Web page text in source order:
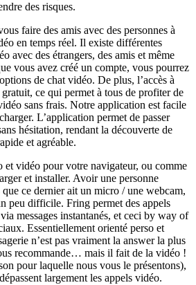
des risques.
faire des amis avec des personnes à
en temps réel. Il existe différentes
avec des étrangers, des amis et même
vous avez créé un compte, vous pourrez
de chat vidéo. De plus, l’accès à
ce qui permet à tous de profiter de
sans frais. Notre application est facile
L’application permet de passer
hésitation, rendant la découverte de
et agréable.
et vidéo pour votre navigateur, ou comme
et installer. Avoir une personne
ce dernier ait un micro / une webcam,
peu difficile. Fring permet des appels
messages instantanés, et ceci by way of
Essentiellement orienté perso et
n’est pas vraiment la answer la plus
recommande… mais il fait de la vidéo !
pour laquelle nous vous le présentons),
largement les appels vidéo.